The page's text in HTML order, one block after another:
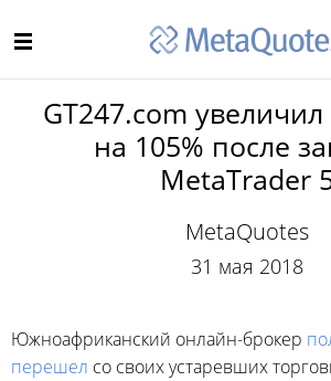
GT247.com
на 105% после
MetaTrader
MetaQuotes
31 мая 2018
Южноафриканский онлайн-брокер
перешел со своих устаревших